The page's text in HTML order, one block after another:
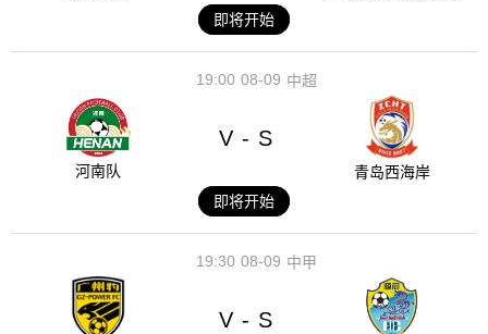
即将开始
08-09
19:00 中超
河南队
V - S
青岛西海岸
即将开始
08-09
19:30 中甲
V - S